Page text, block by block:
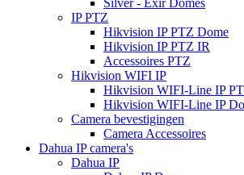
Silver - Exir Domes
IP PTZ
Hikvision IP PTZ Dome
Hikvision IP PTZ IR
Accessoires PTZ
Hikvision WIFI IP
Hikvision WIFI-Line IP
Hikvision WIFI-Line IP
Camera bevestigingen
Camera Accessoires
Dahua IP camera's
Dahua IP